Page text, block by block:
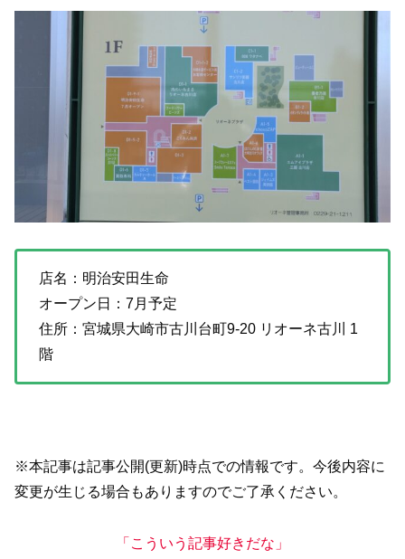
店名：明治安田生命
オープン日：7月予定
住所：宮城県大崎市古川台町9-20 リオーネ古川 1
階
※本記事は記事公開(更新)時点での情報です。今後内容に
変更が生じる場合もありますのでご了承ください。
「こういう記事好きだな」